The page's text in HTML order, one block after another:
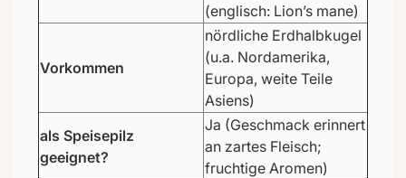
(englisch: Lion’s mane)
Vorkommen
nördliche Erdhalbkugel
(u.a. Nordamerika,
Europa, weite Teile
Asiens)
als Speisepilz
geeignet?
Ja (Geschmack erinnert
an zartes Fleisch;
fruchtige Aromen)